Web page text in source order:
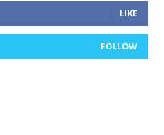
LIKE
FOLLOW